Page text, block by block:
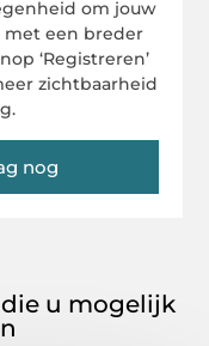
om jouw
een breder
‘Registreren’
zichtbaarheid
nog
die u mogelijk